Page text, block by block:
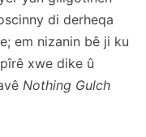
di derheqa
em nizanin bê ji ku
xwe dike û
Nothing Gulch